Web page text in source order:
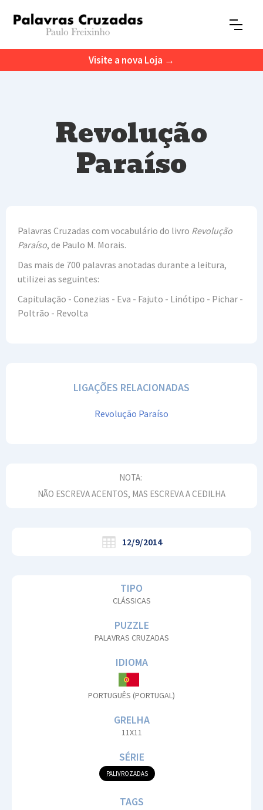
Visite a nova Loja →
Revolução
Paraíso
Palavras Cruzadas com vocabulário do livro Revolução
Paraíso, de Paulo M. Morais.
Das mais de 700 palavras anotadas durante a leitura,
utilizei as seguintes:
Capitulação - Conezias - Eva - Fajuto - Linótipo - Pichar -
Poltrão - Revolta
LIGAÇÕES RELACIONADAS
Revolução Paraíso
NOTA:
NÃO ESCREVA ACENTOS, MAS ESCREVA A CEDILHA
12/9/2014
TIPO
CLÁSSICAS
PUZZLE
PALAVRAS CRUZADAS
IDIOMA
PORTUGUÊS (PORTUGAL)
GRELHA
11X11
SÉRIE
PALIVROZADAS
TAGS